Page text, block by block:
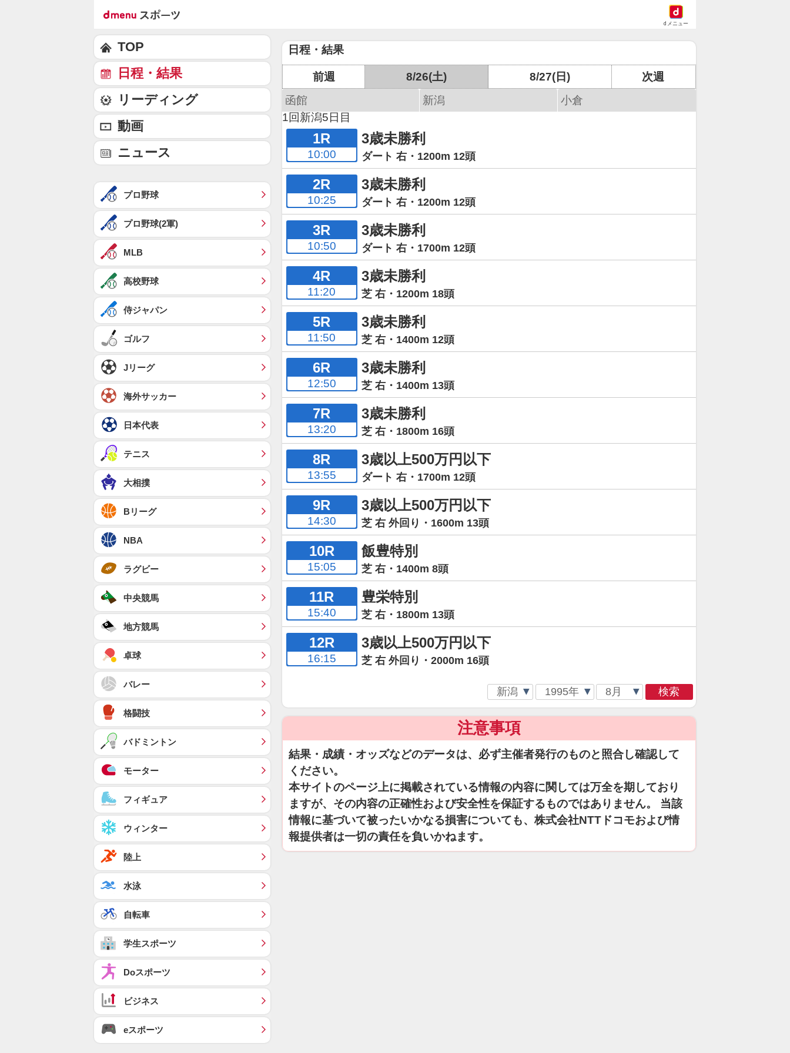
dメニュー
日程・結果
前週 8/26(土) 8/27(日)
次週
函館
新潟
小倉
1回新潟5日目
1R
10:00
3歳未勝利
ダート 右・1200m 12頭
2R
10:25
3歳未勝利
ダート 右・1200m 12頭
3R
10:50
3歳未勝利
ダート 右・1700m 12頭
4R
11:20
3歳未勝利
芝 右・1200m 18頭
5R
11:50
3歳未勝利
芝 右・1400m 12頭
6R
12:50
3歳未勝利
芝 右・1400m 13頭
7R
13:20
3歳未勝利
芝 右・1800m 16頭
8R
13:55
3歳以上500万円以下
ダート 右・1700m 12頭
9R
14:30
3歳以上500万円以下
芝 右 外回り・1600m 13頭
10R
15:05
飯豊特別
芝 右・1400m 8頭
11R
15:40
豊栄特別
芝 右・1800m 13頭
12R
16:15
3歳以上500万円以下
芝 右 外回り・2000m 16頭
検索
注意事項
結果・成績・オッズなどのデータは、必ず主催者発行のものと照合し確認して
ください。
本サイトのページ上に掲載されている情報の内容に関しては万全を期しており
ますが、その内容の正確性および安全性を保証するものではありません。 当該
情報に基づいて被ったいかなる損害についても、株式会社NTTドコモおよび情
報提供者は一切の責任を負いかねます。
TOP
日程・結果
リーディング
動画
ニュース
プロ野球
プロ野球(2軍)
MLB
高校野球
侍ジャパン
ゴルフ
Jリーグ
海外サッカー
日本代表
テニス
大相撲
Bリーグ
NBA
ラグビー
中央競馬
地方競馬
卓球
バレー
格闘技
バドミントン
モーター
フィギュア
ウィンター
陸上
水泳
自転車
学生スポーツ
Doスポーツ
ビジネス
eスポーツ